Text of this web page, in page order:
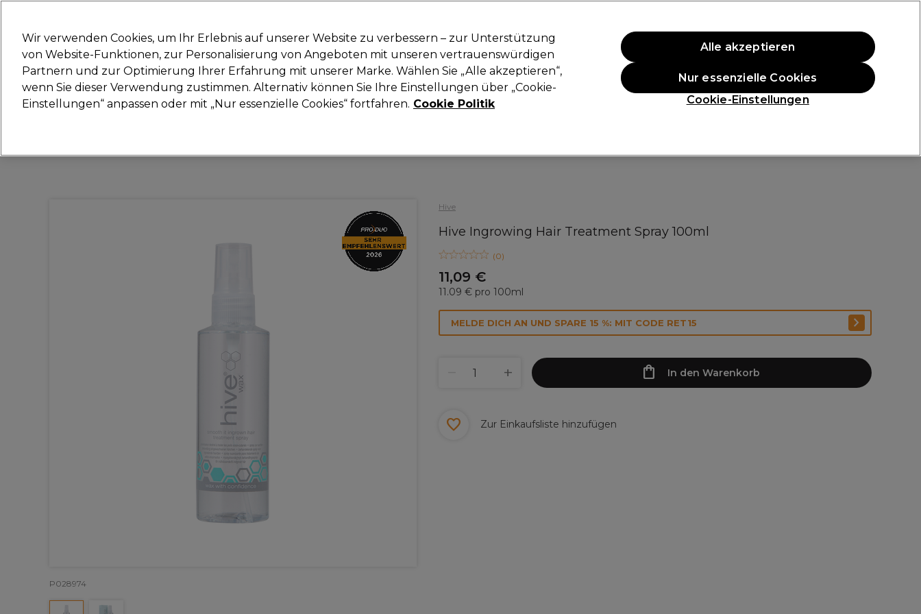
Anmelden
Marken Deals Haare Elektrogeräte Saloneinrichtung Kosmetik Herrenfriseur Inspiration Neue Produkte Die Professional Preise Vegane Produkte
Lieferung und Lieferzeiten
Gratis Lieferung ab 40 €
Hive
Hive Ingrowing Hair Treatment Spray 100ml
(0)
11,09 €
11.09 € pro 100ml
P028974
MELDE DICH AN UND SPARE 15 %: MIT CODE RET15
In den Warenkorb
Zur Einkaufsliste hinzufügen
Wir verwenden Cookies, um Ihr Erlebnis auf unserer Website zu verbessern – zur Unterstützung
von Website-Funktionen, zur Personalisierung von Angeboten mit unseren vertrauenswürdigen
Partnern und zur Optimierung Ihrer Erfahrung mit unserer Marke. Wählen Sie „Alle akzeptieren“,
wenn Sie dieser Verwendung zustimmen. Alternativ können Sie Ihre Einstellungen über „Cookie-
Einstellungen“ anpassen oder mit „Nur essenzielle Cookies“ fortfahren. Cookie Politik Cookie-Einstellungen
Nur essenzielle Cookies
Alle akzeptieren